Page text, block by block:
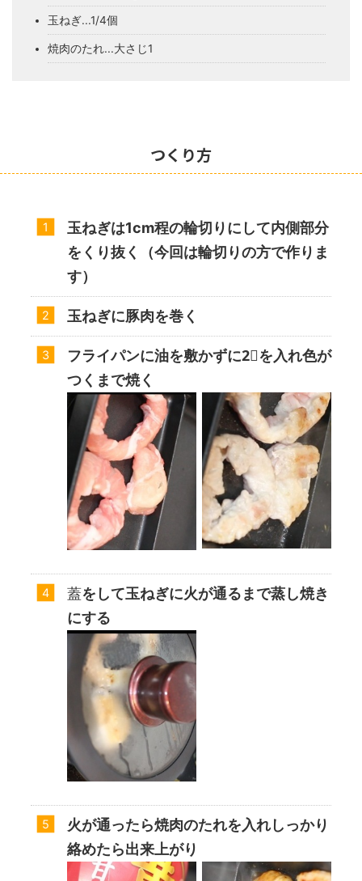
玉ねぎ...1/4個
焼肉のたれ...大さじ1
つくり方
玉ねぎは1cm程の輪切りにして内側部分
をくり抜く（今回は輪切りの方で作りま
す）
玉ねぎに豚肉を巻く
フライパンに油を敷かずに2⃣を入れ色が
つくまで焼く
蓋をして玉ねぎに火が通るまで蒸し焼き
にする
火が通ったら焼肉のたれを入れしっかり
絡めたら出来上がり